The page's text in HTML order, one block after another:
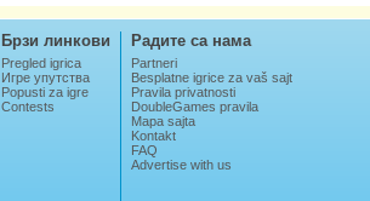
Брзи линкови
Pregled igrica
Игре упутства
Popusti za igre
Contests
Радите са нама
Partneri
Besplatne igrice za vaš sajt
Pravila privatnosti
DoubleGames pravila
Mapa sajta
Kontakt
FAQ
Advertise with us